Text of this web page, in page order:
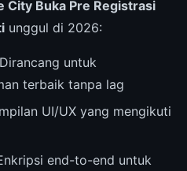
City Buka Pre Registrasi
unggul di 2026:
untuk
terbaik tanpa lag
UI/UX yang mengikuti
end-to-end untuk